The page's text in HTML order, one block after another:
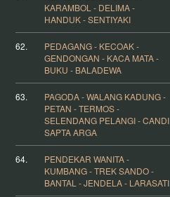
KARAMBOL - DELIMA -
HANDUK - SENTIYAKI
62.
PEDAGANG - KECOAK -
GENDONGAN - KACA MATA -
BUKU - BALADEWA
63.
PAGODA - WALANG KADUNG -
PETAN - TERMOS -
SELENDANG PELANGI - CANDI
SAPTA ARGA
64.
PENDEKAR WANITA -
KUMBANG - TREK SANDO -
BANTAL - JENDELA - LARASATI